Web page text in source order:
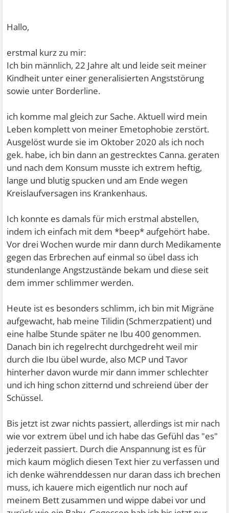
Hallo,
erstmal kurz zu mir:
Ich bin männlich, 22 Jahre alt und leide seit meiner
Kindheit unter einer generalisierten Angststörung
sowie unter Borderline.
ich komme mal gleich zur Sache. Aktuell wird mein
Leben komplett von meiner Emetophobie zerstört.
Ausgelöst wurde sie im Oktober 2020 als ich noch
gek. habe, ich bin dann an gestrecktes Canna. geraten
und nach dem Konsum musste ich extrem heftig,
lange und blutig spucken und am Ende wegen
Kreislaufversagen ins Krankenhaus.
Ich konnte es damals für mich erstmal abstellen,
indem ich einfach mit dem *beep* aufgehört habe.
Vor drei Wochen wurde mir dann durch Medikamente
gegen das Erbrechen auf einmal so übel dass ich
stundenlange Angstzustände bekam und diese seit
dem immer schlimmer werden.
Heute ist es besonders schlimm, ich bin mit Migräne
aufgewacht, hab meine Tilidin (Schmerzpatient) und
eine halbe Stunde später ne Ibu 400 genommen.
Danach bin ich regelrecht durchgedreht weil mir
durch die Ibu übel wurde, also MCP und Tavor
hinterher davon wurde mir dann immer schlechter
und ich hing schon zitternd und schreiend über der
Schüssel.
Bis jetzt ist zwar nichts passiert, allerdings ist mir nach
wie vor extrem übel und ich habe das Gefühl das "es"
jederzeit passiert. Durch die Anspannung ist es für
mich kaum möglich diesen Text hier zu verfassen und
ich denke währenddessen nur daran dass ich brechen
muss, ich kauere mich eigentlich nur noch auf
meinem Bett zusammen und wippe dabei vor und